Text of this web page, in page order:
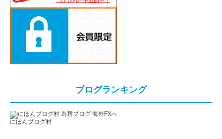
ブログランキング
にほんブログ村